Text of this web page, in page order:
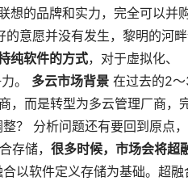
想的品牌和实力，完全可以并
意愿并没有发生，黎明的河
纯软件的方式，对于虚拟化、
。 多云市场背景 在过去的2
，而是转型为多云管理厂商，
？ 分析问题还有要回到原点
存储， 很多时候，市场会将超
以软件定义存储为基础。超融